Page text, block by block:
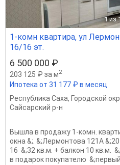
1 из
1-комн квартира, ул
16/16 эт.
6 500 000 ₽
203 125 ₽ за м2
Ипотека от 31 177 ₽ в месяц
Республика Саха, Городской
Сайсарский р-н
Вышла в продажу 1-комн.
окна &;. &;Лермонтова 121А
16 &;32 кв.м. + балкон 10 кв.м.
в подарок покупателю